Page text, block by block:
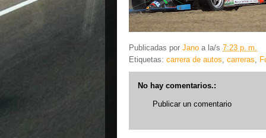
Publicadas por Jano a la/s 7:23 p. m.
Etiquetas: carrera de autos carreras
No hay comentarios.:
Publicar un comentario